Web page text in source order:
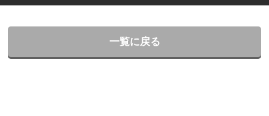
ます！アイドルになりたい方ご応募ください！
一覧に戻る